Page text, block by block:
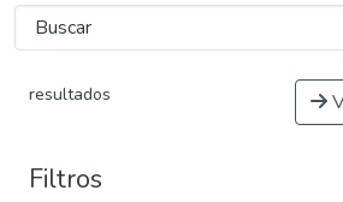
resultados
Filtros